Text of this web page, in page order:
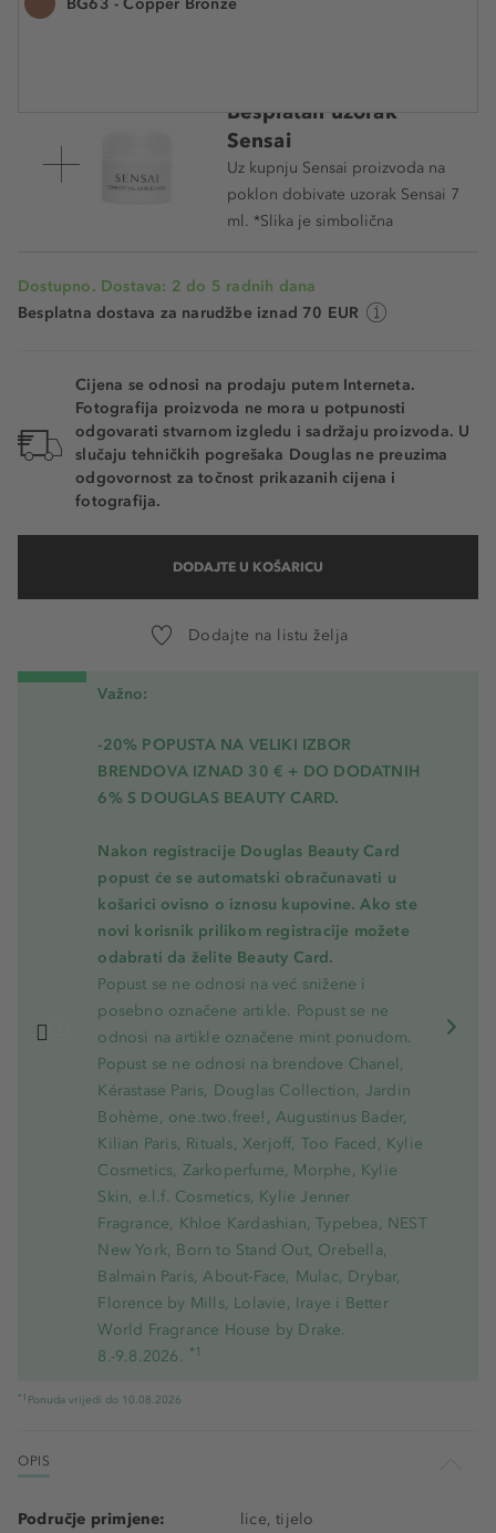
50 ml
Besplatan uzorak
Sensai
Uz kupnju Sensai proizvoda na
poklon dobivate uzorak Sensai 7
ml. *Slika je simbolična
Dostupno. Dostava: 2 do 5 radnih dana
Besplatna dostava za narudžbe iznad 70 EUR
Cijena se odnosi na prodaju putem Interneta.
Fotografija proizvoda ne mora u potpunosti
odgovarati stvarnom izgledu i sadržaju proizvoda. U
slučaju tehničkih pogrešaka Douglas ne preuzima
odgovornost za točnost prikazanih cijena i
fotografija.
DODAJTE U KOŠARICU
Dodajte na listu želja
Važno:
-20% POPUSTA NA VELIKI IZBOR
BRENDOVA IZNAD 30 € + DO DODATNIH
6% S DOUGLAS BEAUTY CARD.
Nakon registracije Douglas Beauty Card
popust će se automatski obračunavati u
košarici ovisno o iznosu kupovine. Ako ste
novi korisnik prilikom registracije možete
odabrati da želite Beauty Card.
Popust se ne odnosi na već snižene i
posebno označene artikle. Popust se ne
odnosi na artikle označene mint ponudom.
Popust se ne odnosi na brendove Chanel,
Kérastase Paris, Douglas Collection, Jardin
Bohème, one.two.free!, Augustinus Bader,
Kilian Paris, Rituals, Xerjoff, Too Faced, Kylie
Cosmetics, Zarkoperfume, Morphe, Kylie
Skin, e.l.f. Cosmetics, Kylie Jenner
Fragrance, Khloe Kardashian, Typebea, NEST
New York, Born to Stand Out, Orebella,
Balmain Paris, About-Face, Mulac, Drybar,
Florence by Mills, Lolavie, Iraye i Better
World Fragrance House by Drake.
8.-9.8.2026. *1
*1 Ponuda vrijedi do 10.08.2026
OPIS
Područje primjene:
lice, tijelo